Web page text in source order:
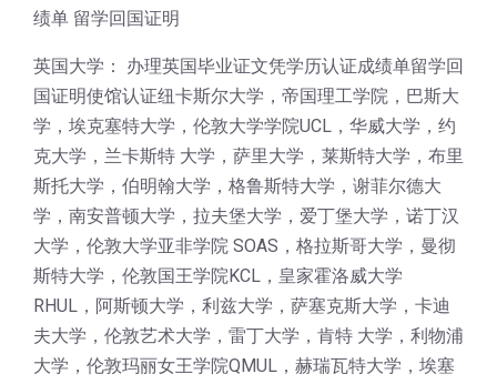
绩单 留学回国证明
英国大学： 办理英国毕业证文凭学历认证成绩单留学回
国证明使馆认证纽卡斯尔大学，帝国理工学院，巴斯大
学，埃克塞特大学，伦敦大学学院UCL，华威大学，约
克大学，兰卡斯特 大学，萨里大学，莱斯特大学，布里
斯托大学，伯明翰大学，格鲁斯特大学，谢菲尔德大
学，南安普顿大学，拉夫堡大学，爱丁堡大学，诺丁汉
大学，伦敦大学亚非学院 SOAS，格拉斯哥大学，曼彻
斯特大学，伦敦国王学院KCL，皇家霍洛威大学
RHUL，阿斯顿大学，利兹大学，萨塞克斯大学，卡迪
夫大学，伦敦艺术大学，雷丁大学，肯特 大学，利物浦
大学，伦敦玛丽女王学院QMUL，赫瑞瓦特大学，埃塞